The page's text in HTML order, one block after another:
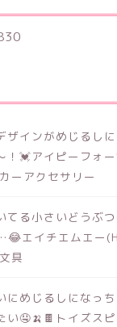
ザインがめじるし
！💓アイピーフォ
ーアクセサリー
てる小さいどうぶ
エイチエムエー
具
にめじるしになっ
い🤤🍌🍫トイズス